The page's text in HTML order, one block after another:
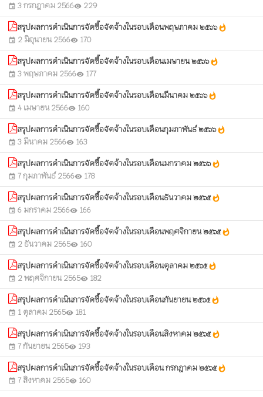
event 3 กรกฎาคม 2566visibility 229
สรุปผลการดำเนินการจัดซื้อจัดจ้างในรอบเดือนพฤษภาคม ๒๕๖๖whatshot
event 2 มิถุนายน 2566visibility 170
สรุปผลการดำเนินการจัดซื้อจัดจ้างในรอบเดือนเมษายน ๒๕๖๖whatshot
event 3 พฤษภาคม 2566visibility 177
สรุปผลการดำเนินการจัดซื้อจัดจ้างในรอบเดือนมีนาคม ๒๕๖๖whatshot
event 4 เมษายน 2566visibility 160
สรุปผลการดำเนินการจัดซื้อจัดจ้างในรอบเดือนกุมภาพันธ์ ๒๕๖๖whatshot
event 3 มีนาคม 2566visibility 163
สรุปผลการดำเนินการจัดซื้อจัดจ้างในรอบเดือนมกราคม ๒๕๖๖whatshot
event 7 กุมภาพันธ์ 2566visibility 178
สรุปผลการดำเนินการจัดซื้อจัดจ้างในรอบเดือนธันวาคม ๒๕๖๕whatshot
event 6 มกราคม 2566visibility 166
สรุปผลการดำเนินการจัดซื้อจัดจ้างในรอบเดือนพฤศจิกายน ๒๕๖๕whatshot
event 2 ธันวาคม 2565visibility 160
สรุปผลการดำเนินการจัดซื้อจัดจ้างในรอบเดือนตุลาคม ๒๕๖๕whatshot
event 2 พฤศจิกายน 2565visibility 182
สรุปผลการดำเนินการจัดซื้อจัดจ้างในรอบเดือนกันยายน ๒๕๖๕whatshot
event 1 ตุลาคม 2565visibility 181
สรุปผลการดำเนินการจัดซื้อจัดจ้างในรอบเดือนสิงหาคม ๒๕๖๕whatshot
event 7 กันยายน 2565visibility 193
สรุปผลการดำเนินการจัดซื้อจัดจ้างในรอบเดือน กรกฎาคม ๒๕๖๕whatshot
event 7 สิงหาคม 2565visibility 160